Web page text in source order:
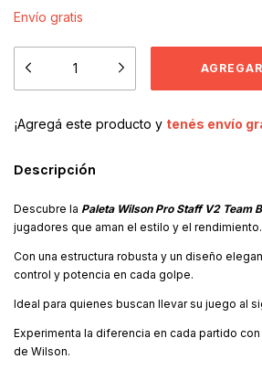
Envío gratis
¡Agregá este producto y tenés envío
Descripción
Descubre la Paleta Wilson Pro Staff V2 Team
jugadores que aman el estilo y el rendimiento.
Con una estructura robusta y un diseño
control y potencia en cada golpe.
Ideal para quienes buscan llevar su juego al
Experimenta la diferencia en cada partido
de Wilson.